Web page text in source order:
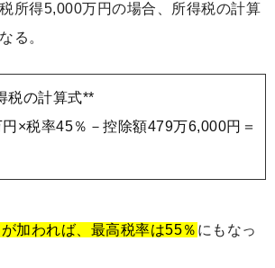
所得5,000万円の場合、所得税の計算
る。
税の計算式**
×税率45％－控除額479万6,000円＝
加われば、最高税率は55％ にもなっ